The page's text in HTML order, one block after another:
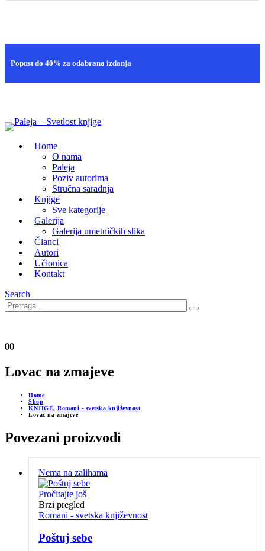
Popust do 40% za odabrana izdanja
Home
O nama
Paleja
Poziv autorima
Stručna saradnja
Knjige
Sve kategorije
Galerija
Galerija umetničkih slika
Članci
Autori
Učionica
Kontakt
Search
00
Lovac na zmajeve
Home
Shop
KNJIGE, Romani - svetska književnost
Lovac na zmajeve
Povezani proizvodi
Nema na zalihama
Pročitajte još
Brzi pregled
Romani - svetska književnost
Poštuj sebe